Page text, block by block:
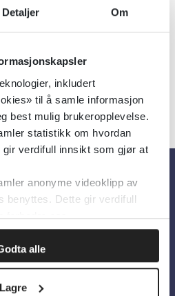
Detaljer Om
inkludert
til å samle informasjon
best mulig brukeropplevelse.
statistikk om hvordan
verdifull innsikt som gjør at
anonyme videoklipp av
benyttes. Dette gir verdifull
forbedre oss.
alle
Lagre